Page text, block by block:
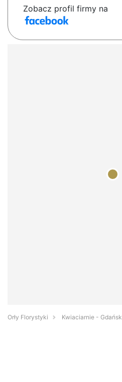
Zobacz profil firmy na
Orły Florystyki Kwiaciarnie - Gdańsk